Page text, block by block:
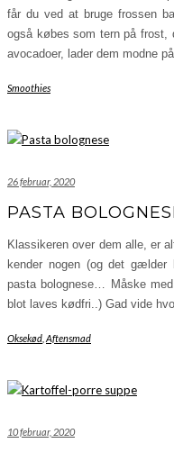
får du ved at bruge frossen
også købes som tern på frost,
avocadoer, lader dem modne
Smoothies
26 februar, 2020
PASTA
Klassikeren over dem alle, er
kender nogen (og det
pasta bolognese… Måske
blot laves kødfri..) Gad vide
Oksekød Aftensmad
10 februar, 2020